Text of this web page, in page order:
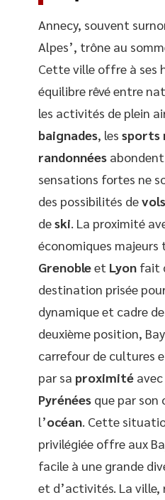
Annecy, souvent
Alpes’, trône au
Cette ville offre à ses
équilibre rêvé entre
les activités de plein
baignades, les sports
randonnées
sensations fortes ne
des possibilités de
deski . La proximité
économiques majeurs
Grenobleet Lyon fait
destination prisée
dynamique et cadre
deuxième position,
carrefour de cultures
par sa proximité avec
Pyrénées que par son
l’océan . Cette
privilégiée offre aux
facile à une grande
et d’activités. La ville,